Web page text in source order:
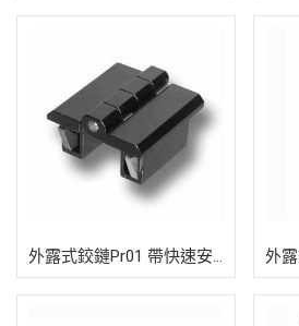
外露式鉸鏈Pr01 帶快速安裝裝置180